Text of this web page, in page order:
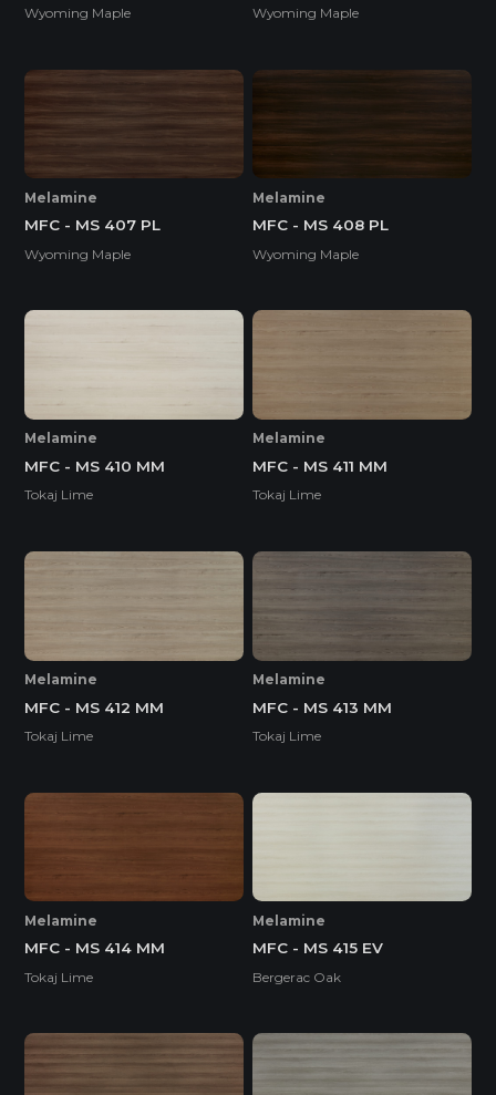
Wyoming Maple Wyoming Maple
Melamine
MFC - MS 407 PL
Wyoming Maple
Melamine
MFC - MS 408 PL
Wyoming Maple
Melamine
MFC - MS 410 MM
Tokaj Lime
Melamine
MFC - MS 411 MM
Tokaj Lime
Melamine
MFC - MS 412 MM
Tokaj Lime
Melamine
MFC - MS 413 MM
Tokaj Lime
Melamine
MFC - MS 414 MM
Tokaj Lime
Melamine
MFC - MS 415 EV
Bergerac Oak